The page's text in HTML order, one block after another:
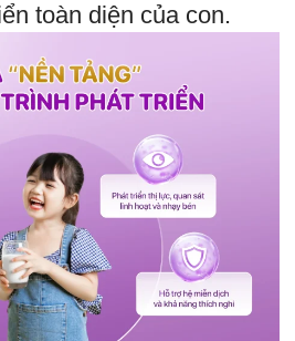
toàn diện của con.